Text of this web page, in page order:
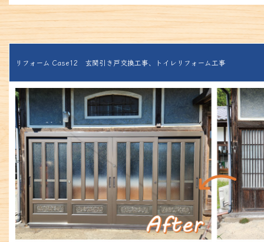
リフォーム Case12 玄関引き戸交換工事、トイレリフォーム工事